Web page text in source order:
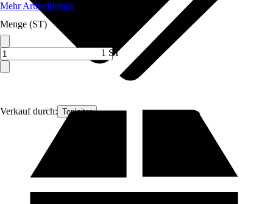
Verkauf durch: Topleiter
Mehr Artikeldetails
Menge (ST)
1 ST